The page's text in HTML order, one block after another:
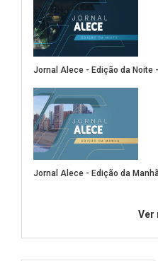
Jornal Alece - Edição da Noite
(Abre em nova janela)
Jornal Alece - Edição da
Ver